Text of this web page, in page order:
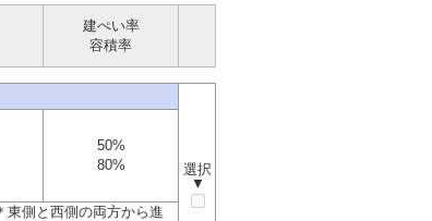
建ぺい率
容積率
選択
▼
50%
80%
東側と西側の両方から進